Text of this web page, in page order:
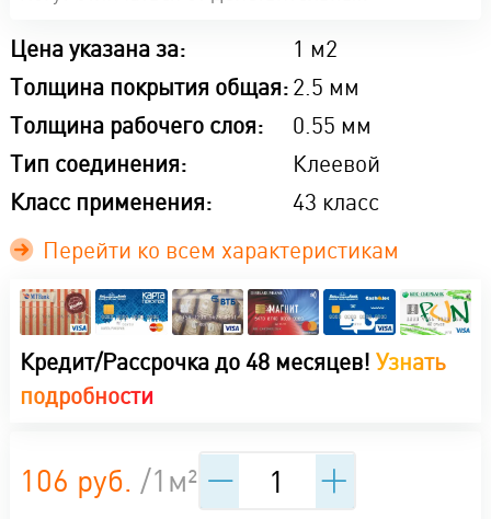
Цена указана за:
1 м2
Толщина покрытия общая:2.5 мм
Толщина рабочего слоя:
0.55 мм
Тип соединения:
Клеевой
Класс применения:
43 класс
Перейти ко всем характеристикам
Кредит/Рассрочка до 48 месяцев! Узнать
подробности
106 руб. /1м²